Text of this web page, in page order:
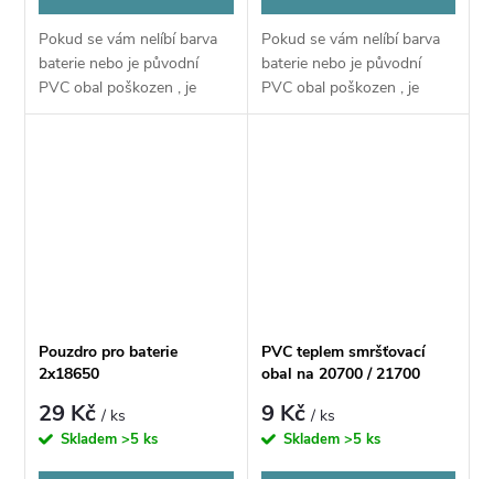
Pokud se vám nelíbí barva
baterie nebo je původní
PVC obal poškozen , je
možné nahradit
Pokud se vám nelíbí barva
baterie nebo je původní
PVC obal poškozen , je
možné nahradit
Pouzdro pro baterie
2x18650
29 Kč/ ks
Skladem>5 ks
PVC teplem smršťovací
obal na 20700 / 21700
9 Kč/ ks
Skladem >5 ks